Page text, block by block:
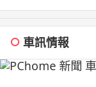
車訊情報